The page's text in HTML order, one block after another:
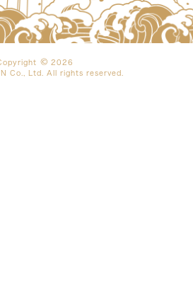
2026
Co., Ltd. All rights reserved.